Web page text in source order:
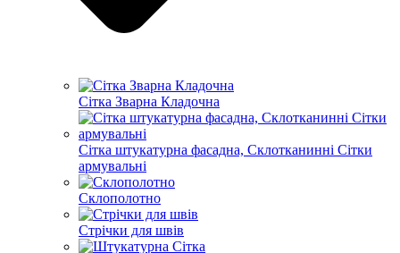
Сітка Зварна Кладочна
Сітка штукатурна фасадна, Склотканинні Сітки
армувальні
Склополотно
Стрічки для швів